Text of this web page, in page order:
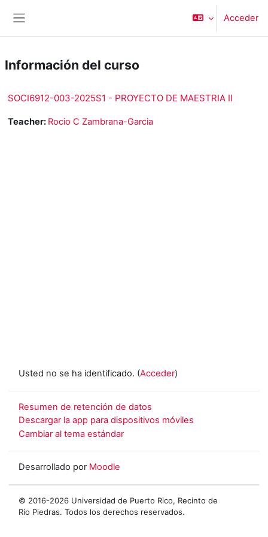
Acceder
Información del curso
SOCI6912-003-2025S1 - PROYECTO DE MAESTRIA II
Teacher: Rocio C Zambrana-Garcia
Usted no se ha identificado. (Acceder)
Resumen de retención de datos
Descargar la app para dispositivos móviles
Cambiar al tema estándar
Desarrollado por Moodle
© 2016-2026 Universidad de Puerto Rico, Recinto de
Río Piedras. Todos los derechos reservados.